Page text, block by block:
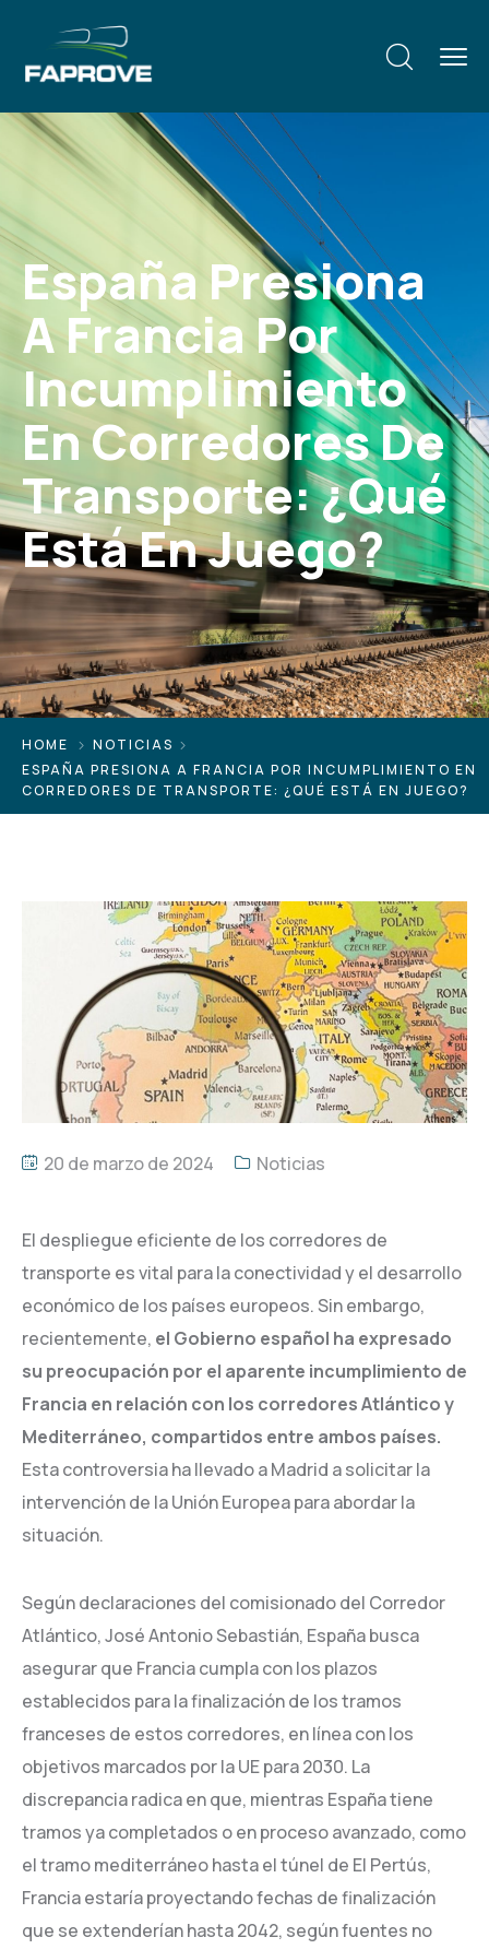
España Presiona
A Francia Por
Incumplimiento
En Corredores De
Transporte: ¿Qué
Está En Juego?
HOME
NOTICIAS
ESPAÑA PRESIONA A FRANCIA POR INCUMPLIMIENTO EN
CORREDORES DE TRANSPORTE: ¿QUÉ ESTÁ EN JUEGO?
20 de marzo de 2024 Noticias
El despliegue eficiente de los corredores de
transporte es vital para la conectividad y el desarrollo
económico de los países europeos. Sin embargo,
recientemente, el Gobierno español ha expresado
su preocupación por el aparente incumplimiento de
Francia en relación con los corredores Atlántico y
Mediterráneo, compartidos entre ambos países.
Esta controversia ha llevado a Madrid a solicitar la
intervención de la Unión Europea para abordar la
situación.
Según declaraciones del comisionado del Corredor
Atlántico, José Antonio Sebastián, España busca
asegurar que Francia cumpla con los plazos
establecidos para la finalización de los tramos
franceses de estos corredores, en línea con los
objetivos marcados por la UE para 2030. La
discrepancia radica en que, mientras España tiene
tramos ya completados o en proceso avanzado, como
el tramo mediterráneo hasta el túnel de El Pertús,
Francia estaría proyectando fechas de finalización
que se extenderían hasta 2042, según fuentes no